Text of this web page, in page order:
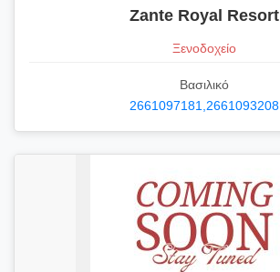
Zante Royal Resort
Ξενοδοχείο
Βασιλικό
2661097181,2661093208